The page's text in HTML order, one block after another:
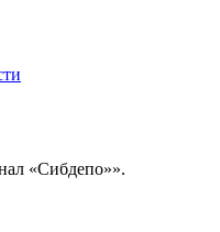
«Сибдепо»».